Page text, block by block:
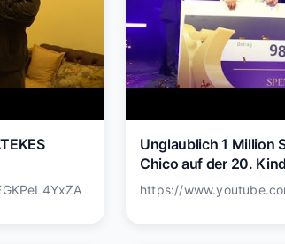
Unglaublich 1 Million
Chico auf der 20.
https://